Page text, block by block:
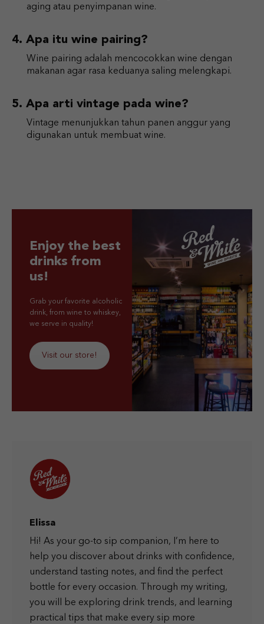
aging atau penyimpanan wine.
Apa itu wine pairing?
Wine pairing adalah mencocokkan wine dengan
makanan agar rasa keduanya saling melengkapi.
Apa arti vintage pada wine?
Vintage menunjukkan tahun panen anggur yang
digunakan untuk membuat wine.
Enjoy the best
drinks from
us!
Grab your favorite alcoholic
drink, from wine to whiskey,
we serve in quality!
Visit our store!
Elissa
Hi! As your go-to sip companion, I’m here to
help you discover about drinks with confidence,
understand tasting notes, and find the perfect
bottle for every occasion. Through my writing,
you will be exploring drink trends, and learning
practical tips that make every sip more